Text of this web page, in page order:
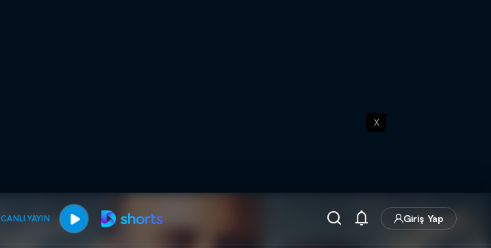
X
CANLI YAYIN Giriş Yap
muhteşem ikili